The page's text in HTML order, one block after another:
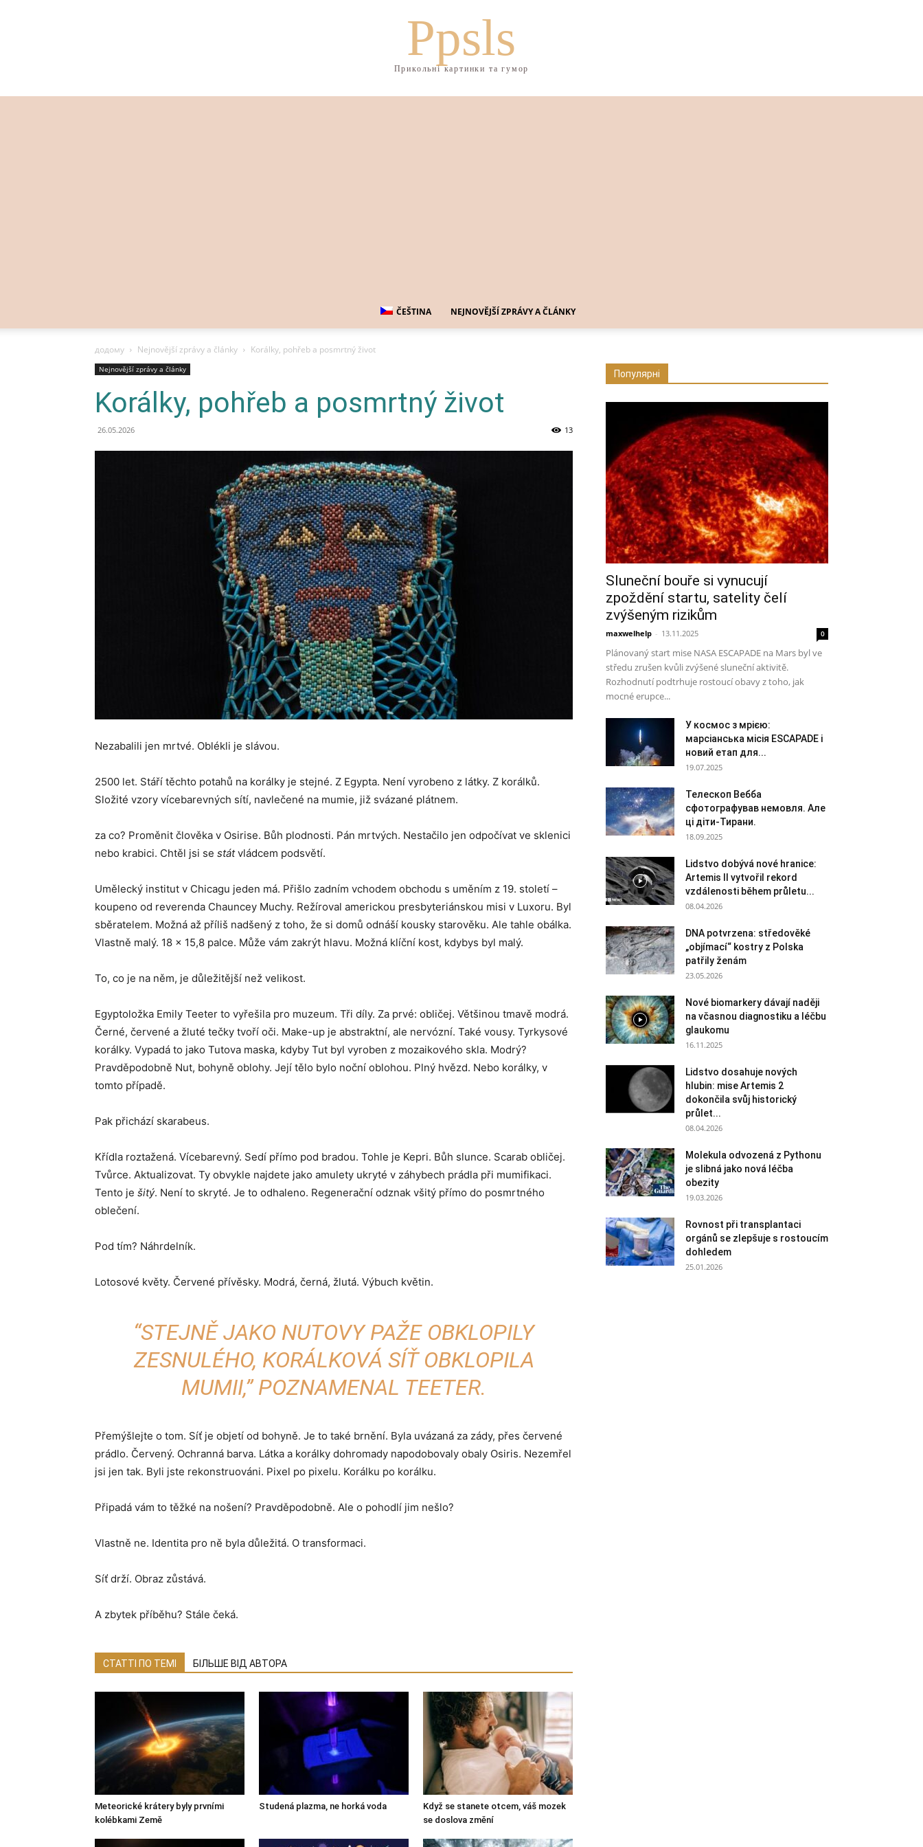
Ppsls
Прикольні картинки та гумор
ČEŠTINA NEJNOVĚJŠÍ ZPRÁVY A ČLÁNKY
додому Nejnovější zprávy a články Korálky, pohřeb a posmrtný život
Nejnovější zprávy a články
Korálky, pohřeb a posmrtný život
26.05.2026 13
Nezabalili jen mrtvé. Oblékli je slávou.
2500 let. Stáří těchto potahů na korálky je stejné. Z Egypta. Není vyrobeno z látky. Z korálků.
Složité vzory vícebarevných sítí, navlečené na mumie, již svázané plátnem.
za co? Proměnit člověka v Osirise. Bůh plodnosti. Pán mrtvých. Nestačilo jen odpočívat ve sklenici
nebo krabici. Chtěl jsi se státvládcem podsvětí.
Umělecký institut v Chicagu jeden má. Přišlo zadním vchodem obchodu s uměním z 19. století –
koupeno od reverenda Chauncey Muchy. Režíroval americkou presbyteriánskou misi v Luxoru. Byl
sběratelem. Možná až příliš nadšený z toho, že si domů odnáší kousky starověku. Ale tahle obálka.
Vlastně malý. 18 x 15,8 palce. Může vám zakrýt hlavu. Možná klíční kost, kdybys byl malý.
To, co je na něm, je důležitější než velikost.
Egyptoložka Emily Teeter to vyřešila pro muzeum. Tři díly. Za prvé: obličej. Většinou tmavě modrá.
Černé, červené a žluté tečky tvoří oči. Make-up je abstraktní, ale nervózní. Také vousy. Tyrkysové
korálky. Vypadá to jako Tutova maska, kdyby Tut byl vyroben z mozaikového skla. Modrý?
Pravděpodobně Nut, bohyně oblohy. Její tělo bylo noční oblohou. Plný hvězd. Nebo korálky, v
tomto případě.
Pak přichází skarabeus.
Křídla roztažená. Vícebarevný. Sedí přímo pod bradou. Tohle je Kepri. Bůh slunce. Scarab obličej.
Tvůrce. Aktualizovat. Ty obvykle najdete jako amulety ukryté v záhybech prádla při mumifikaci.
Tento je šitý. Není to skryté. Je to odhaleno. Regenerační odznak všitý přímo do posmrtného
oblečení.
Pod tím? Náhrdelník.
Lotosové květy. Červené přívěsky. Modrá, černá, žlutá. Výbuch květin.
“STEJNĚ JAKO NUTOVY PAŽE OBKLOPILY
ZESNULÉHO, KORÁLKOVÁ SÍŤ OBKLOPILA
MUMII,” POZNAMENAL TEETER.
Přemýšlejte o tom. Síť je objetí od bohyně. Je to také brnění. Byla uvázaná za zády, přes červené
prádlo. Červený. Ochranná barva. Látka a korálky dohromady napodobovaly obaly Osiris. Nezemřel
jsi jen tak. Byli jste rekonstruováni. Pixel po pixelu. Korálku po korálku.
Připadá vám to těžké na nošení? Pravděpodobně. Ale o pohodlí jim nešlo?
Vlastně ne. Identita pro ně byla důležitá. O transformaci.
Síť drží. Obraz zůstává.
A zbytek příběhu? Stále čeká.
СТАТТІ ПО ТЕМІ БІЛЬШЕ ВІД АВТОРА
Meteorické krátery byly prvními
kolébkami Země
Studená plazma, ne horká voda
Když se stanete otcem, váš mozek
se doslova změní
Популярні
Sluneční bouře si vynucují
zpoždění startu, satelity čelí
zvýšeným rizikům
maxwelhelp - 13.11.2025 0
Plánovaný start mise NASA ESCAPADE na Mars byl ve
středu zrušen kvůli zvýšené sluneční aktivitě.
Rozhodnutí podtrhuje rostoucí obavy z toho, jak
mocné erupce...
У космос з мрією:
марсіанська місія ESCAPADE і
новий етап для...
19.07.2025
Телескоп Вебба
сфотографував немовля. Але
ці діти-Тирани.
18.09.2025
Lidstvo dobývá nové hranice:
Artemis II vytvořil rekord
vzdálenosti během průletu...
08.04.2026
DNA potvrzena: středověké
„objímací“ kostry z Polska
patřily ženám
23.05.2026
Nové biomarkery dávají naději
na včasnou diagnostiku a léčbu
glaukomu
16.11.2025
Lidstvo dosahuje nových
hlubin: mise Artemis 2
dokončila svůj historický
průlet...
08.04.2026
Molekula odvozená z Pythonu
je slibná jako nová léčba
obezity
19.03.2026
Rovnost při transplantaci
orgánů se zlepšuje s rostoucím
dohledem
25.01.2026